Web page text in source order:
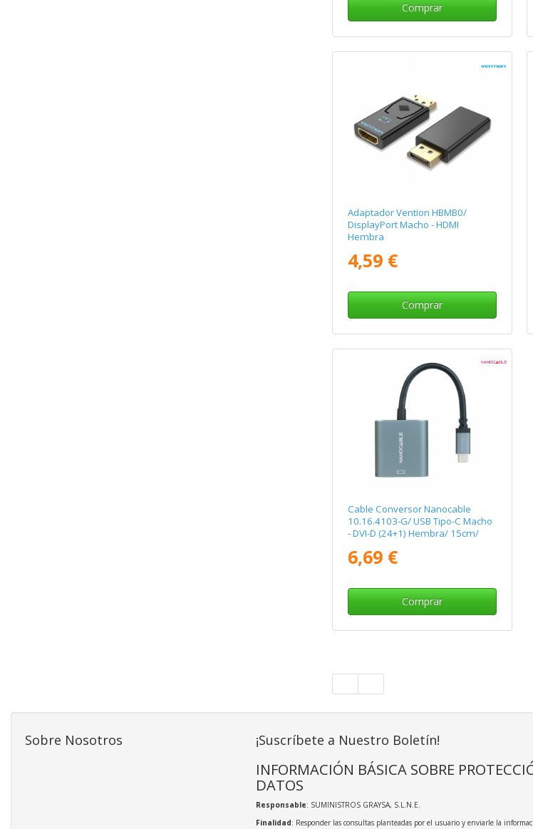
Comprar
Adaptador Vention HBMB0/
DisplayPort Macho - HDMI
Hembra
4,59 €
Comprar
Cable Conversor Nanocable
10.16.4103-G/ USB Tipo-C Macho
- DVI-D (24+1) Hembra/ 15cm/
6,69 €
Comprar
Sobre Nosotros ¡Suscríbete a Nuestro Boletín!
INFORMACIÓN BÁSICA SOBRE
DATOS
Responsable: SUMINISTROS GRAYSA, S.L.N.E.
Finalidad: Responder las consultas planteadas por el usuario y enviarle la